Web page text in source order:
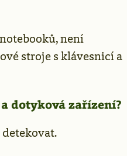
není
stroje s klávesnicí a
dotyková zařízení?